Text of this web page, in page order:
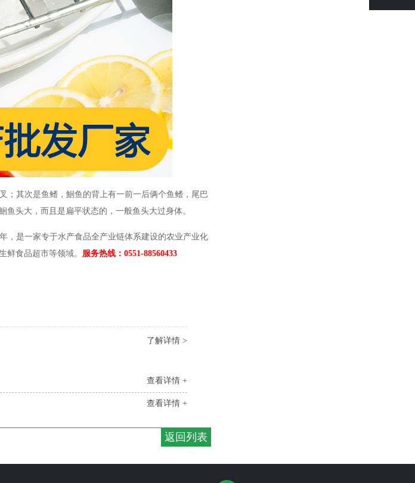
；其次是鱼鳍，鮰鱼的背上有一前一后俩个鱼鳍，尾巴
鱼头大，而且是扁平状态的，一般鱼头大过身体。
，是一家专于水产食品全产业链体系建设的农业产业化
鲜食品超市等领域。 服务热线：0551-88560433
了解详情 >
查看详情 +
查看详情 +
返回列表